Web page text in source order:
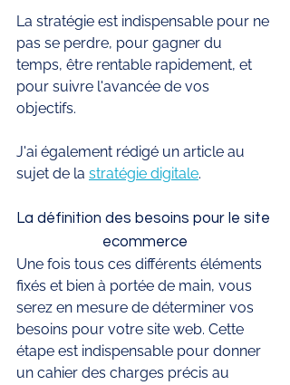
La stratégie est indispensable pour ne
pas se perdre, pour gagner du
temps, être rentable rapidement, et
pour suivre l'avancée de vos
objectifs.
J'ai également rédigé un article au
sujet de la stratégie digitale.
La définition des besoins pour le site
ecommerce
Une fois tous ces différents éléments
fixés et bien à portée de main, vous
serez en mesure de déterminer vos
besoins pour votre site web. Cette
étape est indispensable pour donner
un cahier des charges précis au